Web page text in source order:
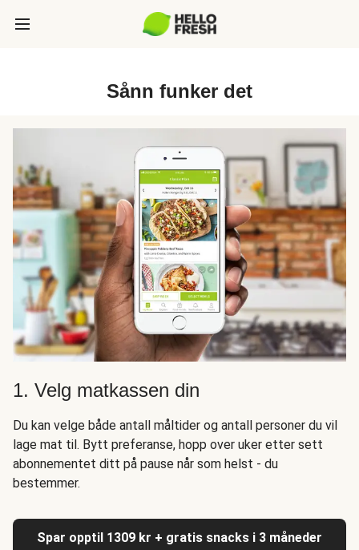
Sånn funker det
1. Velg matkassen din
Du kan velge både antall måltider og antall personer du vil
lage mat til. Bytt preferanse, hopp over uker etter sett
abonnementet ditt på pause når som helst - du
bestemmer.
Spar opptil 1309 kr + gratis snacks i 3 måneder